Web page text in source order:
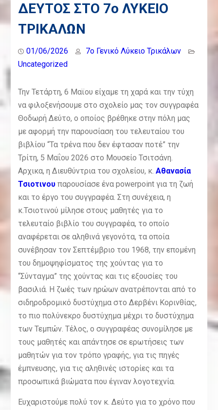
ΓΥΜΝΑΣΙΟΥ ΣΤΟ 7ο ΓΕΛ
ΕΣΩΤΕΡΙΚΗ ΑΞΙΟΛΟΓΗΣΗ 7ου
ΛΥΚΕΙΟΥ ΤΡΙΚΑΛΩΝ ΣΧΟΛ. ΕΤΟΥΣ
2025-2026 (ΣΥΝΟΠΤΙΚΗ)
ΔΕΥΤΟΣ ΣΤΟ 7ο ΛΥΚΕΙΟ
ΤΡΙΚΑΛΩΝ
01/06/2026
7o Γενικό Λύκειο Τρικάλων
Uncategorized
Την Τετάρτη, 6 Μαϊου είχαμε τη χαρά και την τύχη
να φιλοξενήσουμε στο σχολείο μας τον συγγραφέα
Θοδωρή Δεύτο, ο οποίος βρέθηκε στην πόλη μας
με αφορμή την παρουσίαση του τελευταίου του
βιβλίου “Τα τρένα που δεν έφτασαν ποτέ” την
Τρίτη, 5 Μαΐου 2026 στο Μουσείο Τσιτσάνη.
Αρχικα, η Διευθύντρια του σχολείου, κ. Αθανασία
Τσιοτινουπαρουσίασε ένα powerpoint για τη ζωή
και το έργο του συγγραφέα. Στη συνέχεια, η
κ.Τσιοτινού μίλησε στους μαθητές για το
τελευταίο βιβλίο του συγγραφέα, το οποίο
αναφέρεται σε αληθινά γεγονότα, τα οποία
συνέβησαν τον Σεπτέμβριο του 1968, την επομένη
του δημοψηφίσματος της χούντας για το
“Σύνταγμα” της χούντας και τις εξουσίες του
βασιλιά. Η ζωές των ηρώων ανατρέπονται από το
σιδηροδρομικό δυστύχημα στο Δερβένι Κορινθίας,
το πιο πολύνεκρο δυστύχημα μέχρι το δυστύχημα
των Τεμπών. Τέλος, ο συγγραφέας συνομίλησε με
τους μαθητές και απάντησε σε ερωτήσεις των
μαθητών για τον τρόπο γραφής, για τις πηγές
έμπνευσης, για τις αληθινές ιστορίες και τα
προσωπικά βιώματα που έγιναν λογοτεχνία.
Ευχαριστούμε πολύ τον κ. Δεύτο για το χρόνο που